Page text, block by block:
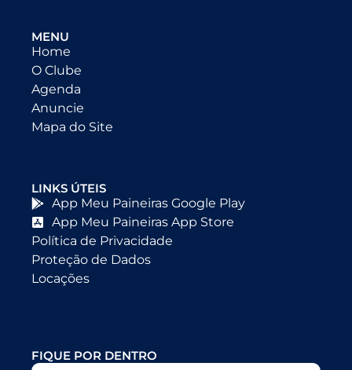
MENU
Home
O Clube
Agenda
Anuncie
Mapa do Site
LINKS ÚTEIS
App Meu Paineiras Google Play
App Meu Paineiras App Store
Política de Privacidade
Proteção de Dados
Locações
FIQUE POR DENTRO